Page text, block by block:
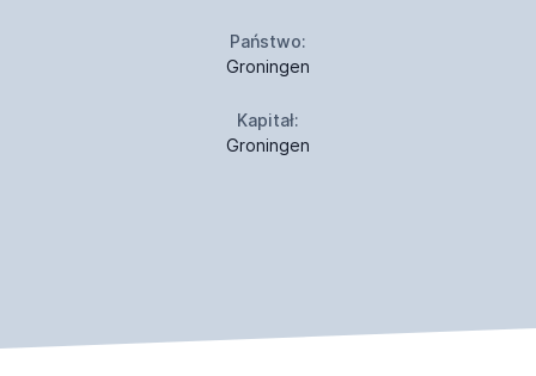
Państwo:
Groningen
Kapitał:
Groningen